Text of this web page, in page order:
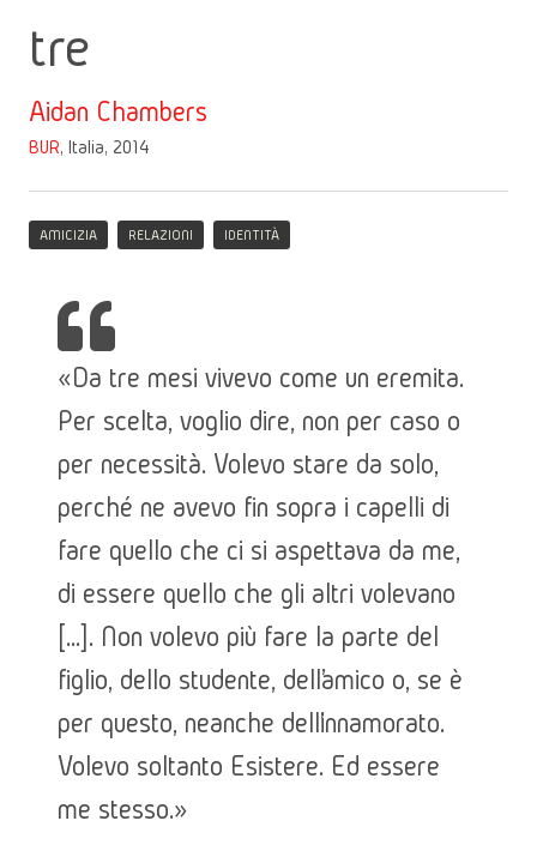
tre
Aidan Chambers
BUR, Italia, 2014
AMICIZIA RELAZIONI IDENTITÀ
«Da tre mesi vivevo come un eremita.
Per scelta, voglio dire, non per caso o
per necessità. Volevo stare da solo,
perché ne avevo fin sopra i capelli di
fare quello che ci si aspettava da me,
di essere quello che gli altri volevano
[…]. Non volevo più fare la parte del
figlio, dello studente, dell’amico o, se è
per questo, neanche dell’innamorato.
Volevo soltanto Esistere. Ed essere
me stesso.»